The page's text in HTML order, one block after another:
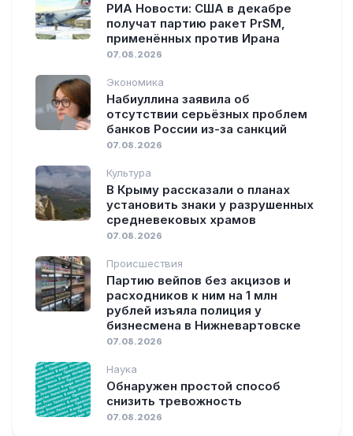
РИА Новости: США в декабре
получат партию ракет PrSM,
применённых против Ирана
07.08.2026
Экономика
Набиуллина заявила об
отсутствии серьёзных проблем
банков России из-за санкций
07.08.2026
Культура
В Крыму рассказали о планах
установить знаки у разрушенных
средневековых храмов
07.08.2026
Происшествия
Партию вейпов без акцизов и
расходников к ним на 1 млн
рублей изъяла полиция у
бизнесмена в Нижневартовске
07.08.2026
Наука
Обнаружен простой способ
снизить тревожность
07.08.2026